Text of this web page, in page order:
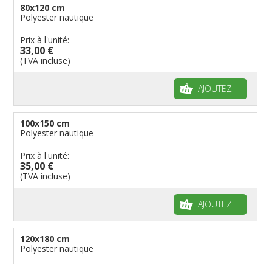
80x120 cm
Polyester nautique
Prix à l'unité:
33,00 €
(TVA incluse)
AJOUTEZ
100x150 cm
Polyester nautique
Prix à l'unité:
35,00 €
(TVA incluse)
AJOUTEZ
120x180 cm
Polyester nautique